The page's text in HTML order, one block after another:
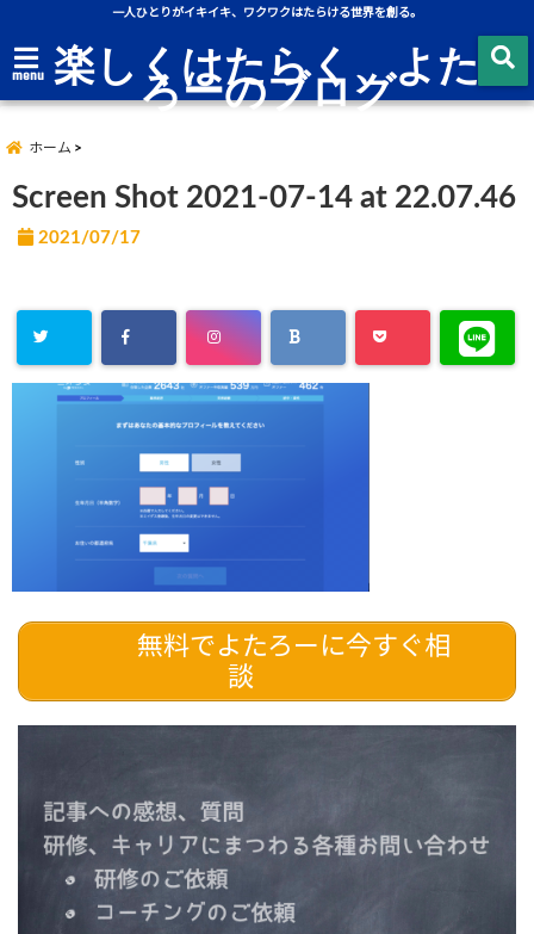
一人ひとりがイキイキ、ワクワクはたらける世界を創る。
menu 楽しくはたらく、よた
ろーのブログ
ホーム
Screen Shot 2021-07-14 at 22.07.46
2021/07/17
無料でよたろーに今すぐ相
談